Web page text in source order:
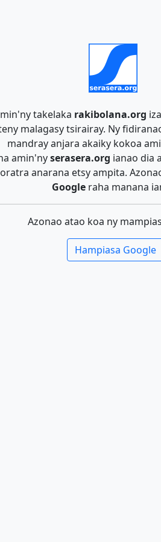
takelaka rakibolana.org
malagasy tsirairay. Ny
mandray anjara akaiky kokoa
amin'nyserasera.org ianao dia
anarana etsy ampita.
Googleraha manana
Azonao atao koa ny
Hampiasa Google